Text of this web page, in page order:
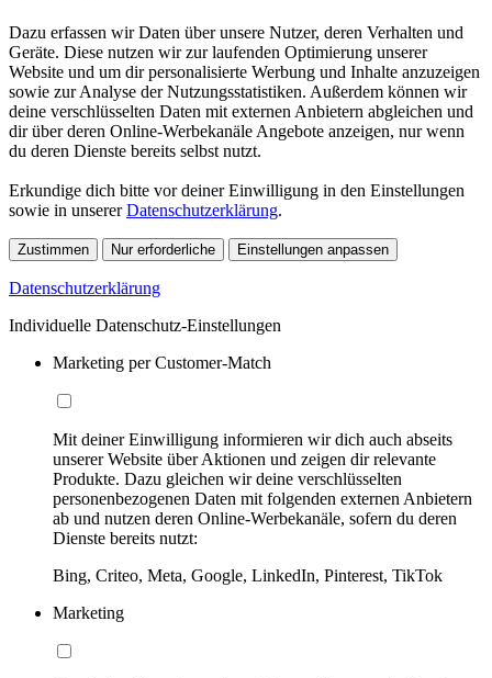
Dazu erfassen wir Daten über unsere Nutzer, deren Verhalten und
Geräte. Diese nutzen wir zur laufenden Optimierung unserer
Website und um dir personalisierte Werbung und Inhalte anzuzeigen
sowie zur Analyse der Nutzungsstatistiken. Außerdem können wir
deine verschlüsselten Daten mit externen Anbietern abgleichen und
dir über deren Online-Werbekanäle Angebote anzeigen, nur wenn
du deren Dienste bereits selbst nutzt.
Erkundige dich bitte vor deiner Einwilligung in den Einstellungen
sowie in unsererDatenschutzerklärung.
Zustimmen Nur erforderliche Einstellungen anpassen
Datenschutzerklärung
Individuelle Datenschutz-Einstellungen
Marketing per Customer-Match
Mit deiner Einwilligung informieren wir dich auch abseits
unserer Website über Aktionen und zeigen dir relevante
Produkte. Dazu gleichen wir deine verschlüsselten
personenbezogenen Daten mit folgenden externen Anbietern
ab und nutzen deren Online-Werbekanäle, sofern du deren
Dienste bereits nutzt:
Bing, Criteo, Meta, Google, LinkedIn, Pinterest, TikTok
Marketing